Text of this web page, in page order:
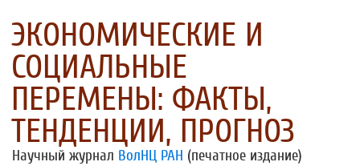
ЭКОНОМИЧЕСКИЕ И
СОЦИАЛЬНЫЕ
ПЕРЕМЕНЫ: ФАКТЫ,
ТЕНДЕНЦИИ, ПРОГНОЗ
Научный журнал ВолНЦ РАН (печатное издание)